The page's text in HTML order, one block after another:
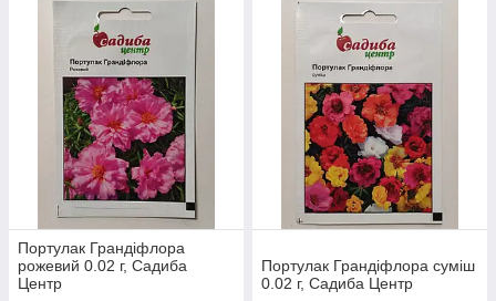
Портулак Грандіфлора
рожевий 0.02 г, Садиба
Центр
Портулак Грандіфлора суміш
0.02 г, Садиба Центр